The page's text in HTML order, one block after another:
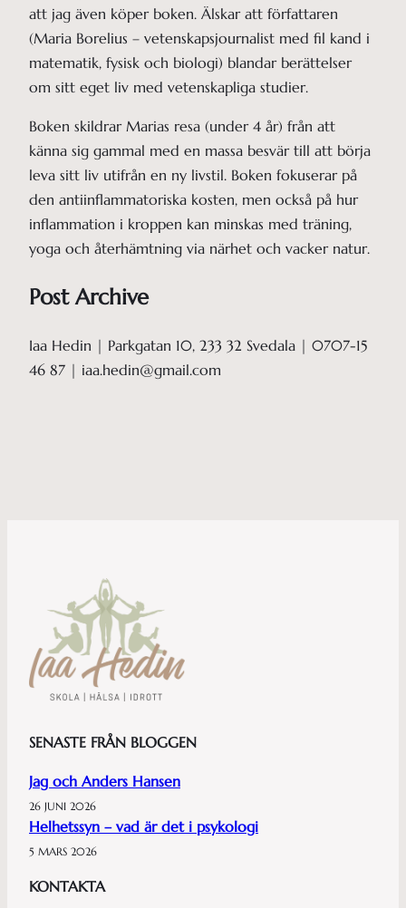
att jag även köper boken. Älskar att författaren
(Maria Borelius – vetenskapsjournalist med fil kand i
matematik, fysisk och biologi) blandar berättelser
om sitt eget liv med vetenskapliga studier.
Boken skildrar Marias resa (under 4 år) från att
känna sig gammal med en massa besvär till att börja
leva sitt liv utifrån en ny livstil. Boken fokuserar på
den antiinflammatoriska kosten, men också på hur
inflammation i kroppen kan minskas med träning,
yoga och återhämtning via närhet och vacker natur.
Post Archive
Iaa Hedin | Parkgatan 10, 233 32 Svedala | 0707-15
46 87 | iaa.hedin@gmail.com
SENASTE FRÅN BLOGGEN
Jag och Anders Hansen
26 JUNI 2026
Helhetssyn – vad är det i psykologi
5 MARS 2026
KONTAKTA